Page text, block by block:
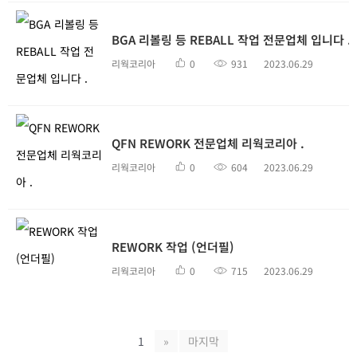
BGA 리볼링 등 REBALL 작업 전문업체 입니다 .
리웍코리아 0 931 2023.06.29
QFN REWORK 전문업체 리웍코리아 .
리웍코리아 0 604 2023.06.29
REWORK 작업 (언더필)
리웍코리아 0 715 2023.06.29
1 » 마지막